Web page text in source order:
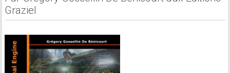
Graziel